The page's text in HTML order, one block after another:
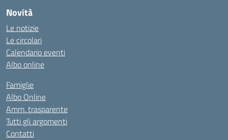
Novità
Le notizie
Le circolari
Calendario eventi
Albo online
Famiglie
Albo Online
Amm. trasparente
Tutti gli argomenti
Contatti